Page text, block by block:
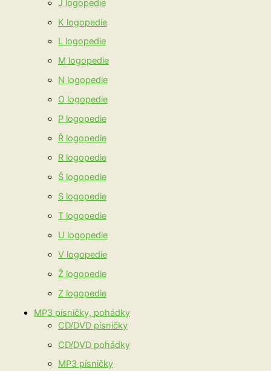
J logopedie
K logopedie
L logopedie
M logopedie
N logopedie
O logopedie
P logopedie
Ř logopedie
R logopedie
Š logopedie
S logopedie
T logopedie
U logopedie
V logopedie
Ž logopedie
Z logopedie
MP3 písničky, pohádky
CD/DVD písničky
CD/DVD pohádky
MP3 písničky